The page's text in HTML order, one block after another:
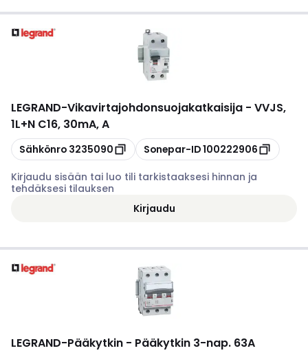
LEGRAND-Vikavirtajohdonsuojakatkaisija - VVJS,
1L+N C16, 30mA, A
Kopioi
Sähkönro 3235090 Kopioi
Sonepar-ID100222906
Kirjaudu sisään tai luo tili tarkistaaksesi hinnan ja
tehdäksesi tilauksen
Kirjaudu
LEGRAND-Pääkytkin - Pääkytkin 3-nap. 63A